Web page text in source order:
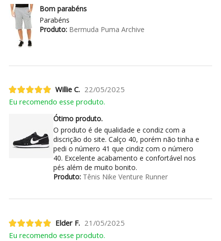
Bom parabéns
Parabéns
Produto:Bermuda Puma Archive
Willie C. 22/05/2025
Eu recomendo esse produto.
Ótimo produto.
O produto é de qualidade e condiz com a
discrição do site. Calço 40, porém não tinha e
pedi o número 41 que cindiz com o número
40. Excelente acabamento e confortável nos
pés além de muito bonito.
Produto:Tênis Nike Venture Runner
Elder F. 21/05/2025
Eu recomendo esse produto.